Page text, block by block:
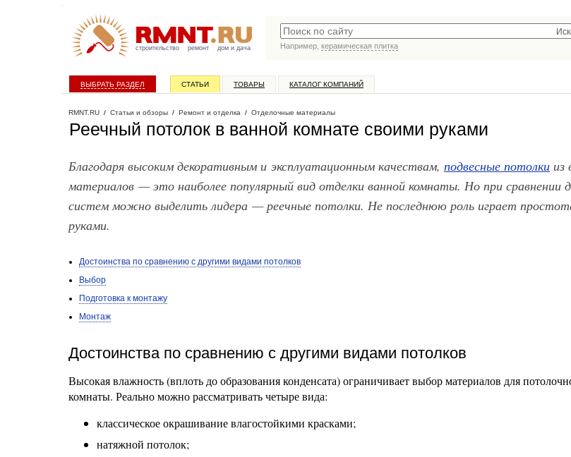
строительство ремонт дом и дача
Например, керамическая плитка
ВЫБРАТЬ РАЗДЕЛ СТАТЬИ ТОВАРЫ КАТАЛОГ КОМПАНИЙ
RMNT.RU / Статьи и обзоры / Ремонт и отделка / Отделочные материалы
Реечный потолок в ванной комнате своими руками
Благодаря высоким декоративным и эксплуатационным качествам, подвесные потолки из
материалов — это наиболее популярный вид отделки ванной комнаты. Но при сравнении
систем можно выделить лидера — реечные потолки. Не последнюю роль играет
руками.
Достоинства по сравнению с другими видами потолков
Выбор
Подготовка к монтажу
Монтаж
Достоинства по сравнению с другими видами потолков
Высокая влажность (вплоть до образования конденсата) ограничивает выбор материалов для
комнаты. Реально можно рассматривать четыре вида:
классическое окрашивание влагостойкими красками;
натяжной потолок;